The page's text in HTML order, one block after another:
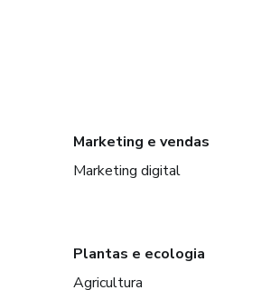
Marketing e vendas
Marketing digital
Plantas e ecologia
Agricultura